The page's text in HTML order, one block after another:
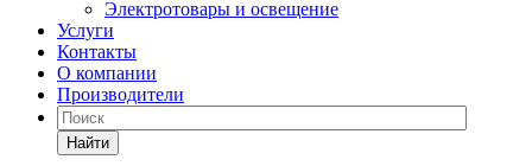
Электротовары и освещение
Услуги
Контакты
О компании
Производители
Найти